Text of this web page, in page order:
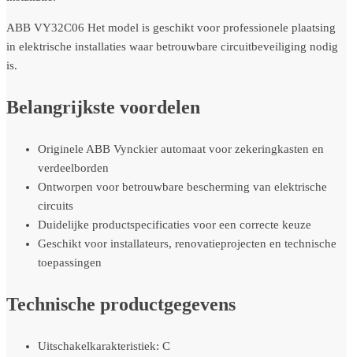
ABB VY32C06 Het model is geschikt voor professionele plaatsing
in elektrische installaties waar betrouwbare circuitbeveiliging nodig
is.
Belangrijkste voordelen
Originele ABB Vynckier automaat voor zekeringkasten en
verdeelborden
Ontworpen voor betrouwbare bescherming van elektrische
circuits
Duidelijke productspecificaties voor een correcte keuze
Geschikt voor installateurs, renovatieprojecten en technische
toepassingen
Technische productgegevens
Uitschakelkarakteristiek: C